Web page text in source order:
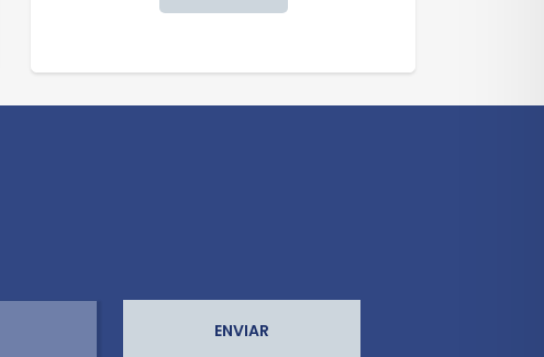
ENVIAR